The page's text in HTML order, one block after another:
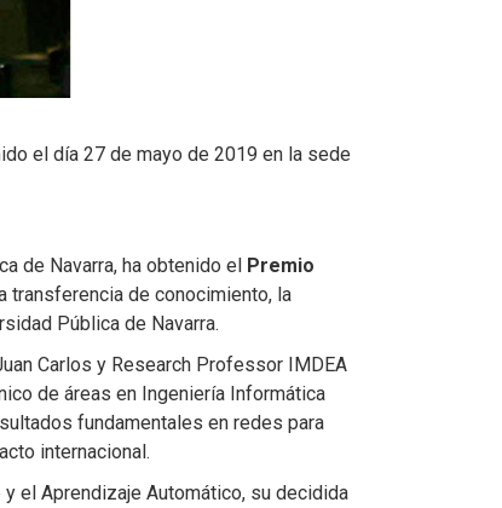
el día 27 de mayo de 2019 en la sede
de Navarra, ha obtenido el Premio
transferencia de conocimiento, la
Pública de Navarra.
Carlos y Research Professor IMDEA
de áreas en Ingeniería Informática
fundamentales en redes para
internacional.
el Aprendizaje Automático, su decidida